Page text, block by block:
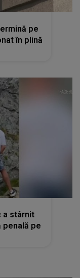
pe
în plină
a stârnit
penală pe